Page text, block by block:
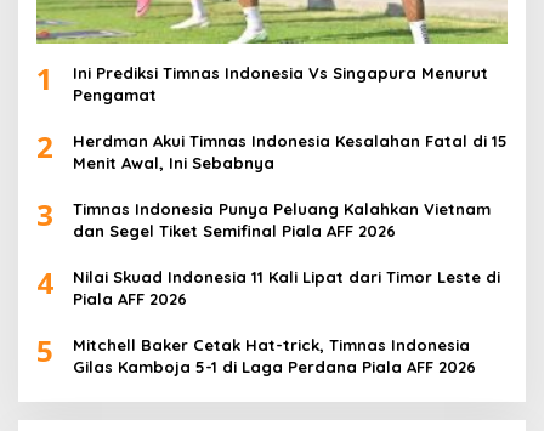
1
Ini Prediksi Timnas Indonesia Vs Singapura Menurut
Pengamat
2
Herdman Akui Timnas Indonesia Kesalahan Fatal di 15
Menit Awal, Ini Sebabnya
3
Timnas Indonesia Punya Peluang Kalahkan Vietnam
dan Segel Tiket Semifinal Piala AFF 2026
4
Nilai Skuad Indonesia 11 Kali Lipat dari Timor Leste di
Piala AFF 2026
5
Mitchell Baker Cetak Hat-trick, Timnas Indonesia
Gilas Kamboja 5-1 di Laga Perdana Piala AFF 2026